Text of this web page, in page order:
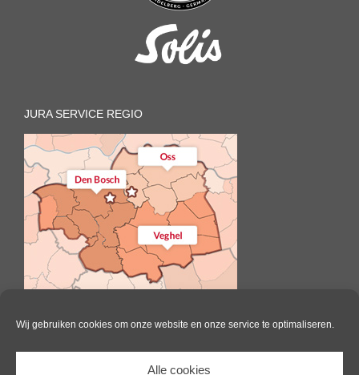
Wij gebruiken cookies om onze website en onze service te optimaliseren.
Alle cookies
JURA SERVICE REGIO